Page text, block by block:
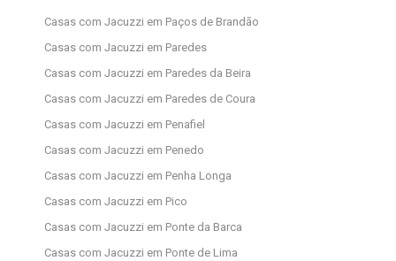
Casas com Jacuzzi em Paços de Brandão
Casas com Jacuzzi em Paredes
Casas com Jacuzzi em Paredes da Beira
Casas com Jacuzzi em Paredes de Coura
Casas com Jacuzzi em Penafiel
Casas com Jacuzzi em Penedo
Casas com Jacuzzi em Penha Longa
Casas com Jacuzzi em Pico
Casas com Jacuzzi em Ponte da Barca
Casas com Jacuzzi em Ponte de Lima